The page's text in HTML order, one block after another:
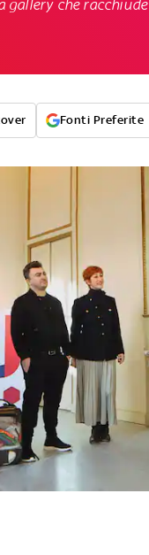
gallery che
Fonti Preferite